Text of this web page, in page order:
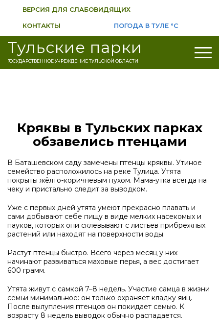
ВЕРСИЯ ДЛЯ СЛАБОВИДЯЩИХ
КОНТАКТЫ ПОГОДА В ТУЛЕ °C
Тульские парки
ГОСУДАРСТВЕННОЕ УЧРЕЖДЕНИЕ ТУЛЬСКОЙ ОБЛАСТИ
Кряквы в Тульских парках
обзавелись птенцами
В Баташевском саду замечены птенцы кряквы. Утиное
семейство расположилось на реке Тулица. Утята
покрыты жёлто-коричневым пухом. Мама-утка всегда на
чеку и пристально следит за выводком.
Уже с первых дней утята умеют прекрасно плавать и
сами добывают себе пищу в виде мелких насекомых и
пауков, которых они склевывают с листьев прибрежных
растений или находят на поверхности воды.
Растут птенцы быстро. Всего через месяц у них
начинают развиваться маховые перья, а вес достигает
600 грамм.
Утята живут с самкой 7–8 недель. Участие самца в жизни
семьи минимальное: он только охраняет кладку яиц.
После вылупления птенцов он покидает семью. К
возрасту 8 недель выводок обычно распадается.